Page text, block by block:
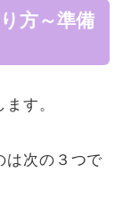
方～準備
す。
は次の３つで